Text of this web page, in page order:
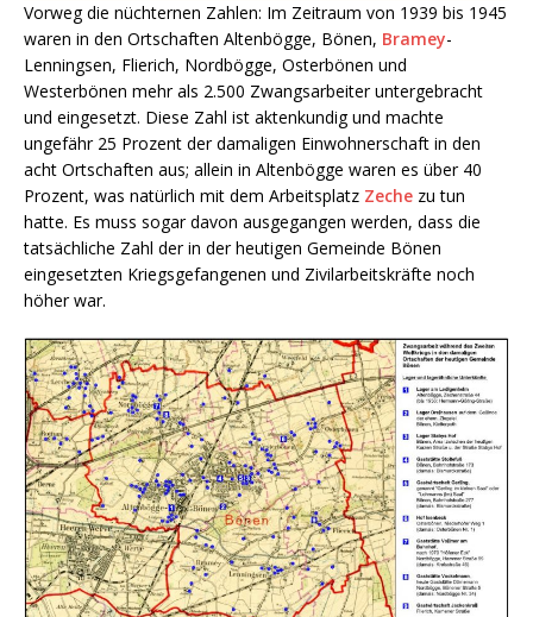
Vorweg die nüchternen Zahlen: Im Zeitraum von 1939 bis 1945
waren in den Ortschaften Altenbögge, Bönen, Bramey-
Lenningsen, Flierich, Nordbögge, Osterbönen und
Westerbönen mehr als 2.500 Zwangsarbeiter untergebracht
und eingesetzt. Diese Zahl ist aktenkundig und machte
ungefähr 25 Prozent der damaligen Einwohnerschaft in den
acht Ortschaften aus; allein in Altenbögge waren es über 40
Prozent, was natürlich mit dem Arbeitsplatz Zeche zu tun
hatte. Es muss sogar davon ausgegangen werden, dass die
tatsächliche Zahl der in der heutigen Gemeinde Bönen
eingesetzten Kriegsgefangenen und Zivilarbeitskräfte noch
höher war.